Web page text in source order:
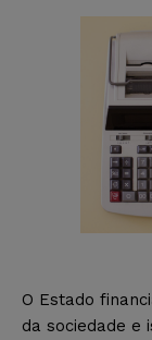
O Estado
da sociedade e